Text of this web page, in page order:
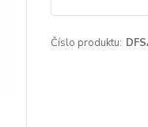
Číslo produktu: